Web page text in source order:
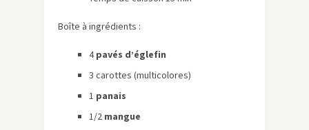
Boîte à ingrédients :
4pavés d’églefin
3 carottes (multicolores)
1 panais
1/2 mangue